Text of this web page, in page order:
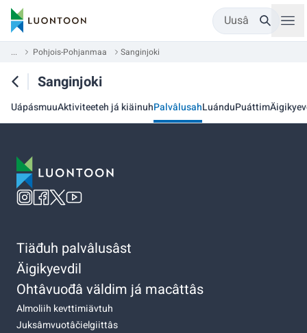
Uusâ
... Pohjois-Pohjanmaa Sanginjoki
Sanginjoki
UápásmuuAktiviteeteh já kiäinuhPalvâlusahLuánduPuáttim
Tiäđuh palvâlusâst
Äigikyevdil
Ohtâvuođâ väldim já macâttâs
Almoliih kevttimiävtuh
Juksâmvuotâčielgiittâs